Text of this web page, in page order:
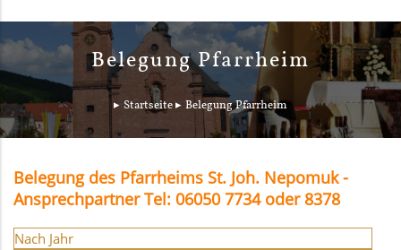
Belegung Pfarrheim
Startseite Belegung Pfarrheim
Belegung des Pfarrheims St. Joh. Nepomuk -
Ansprechpartner Tel: 06050 7734 oder 8378
Nach Jahr